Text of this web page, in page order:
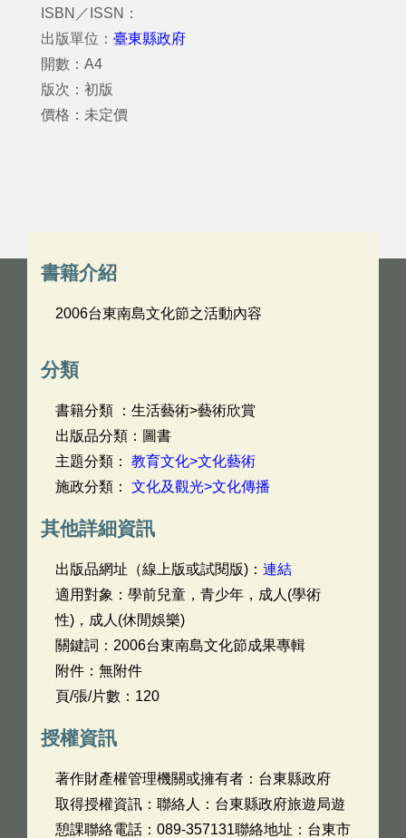
ISBN／ISSN：
出版單位： 臺東縣政府
開數：A4
版次：初版
價格：未定價
書籍介紹
2006台東南島文化節之活動內容
分類
書籍分類 ：生活藝術>藝術欣賞
出版品分類：圖書
主題分類： 教育文化>文化藝術
施政分類： 文化及觀光>文化傳播
其他詳細資訊
出版品網址（線上版或試閱版)： 連結
適用對象：學前兒童，青少年，成人(學術
性)，成人(休閒娛樂)
關鍵詞：2006台東南島文化節成果專輯
附件：無附件
頁/張/片數：120
授權資訊
著作財產權管理機關或擁有者：台東縣政府
取得授權資訊：聯絡人：台東縣政府旅遊局遊
憩課聯絡電話：089-357131聯絡地址：台東市